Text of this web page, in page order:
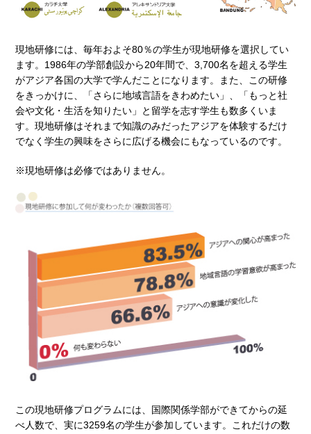
現地研修には、毎年およそ80％の学生が現地研修を選択してい
ます。1986年の学部創設から20年間で、3,700名を超える学生
がアジア各国の大学で学んだことになります。また、この研修
をきっかけに、「さらに地域言語をきわめたい」、「もっと社
会や文化・生活を知りたい」と留学を志す学生も数多くいま
す。現地研修はそれまで知識のみだったアジアを体験するだけ
でなく学生の興味をさらに広げる機会にもなっているのです。
※現地研修は必修ではありません。
この現地研修プログラムには、国際関係学部ができてからの延
べ人数で、実に3259名の学生が参加しています。これだけの数